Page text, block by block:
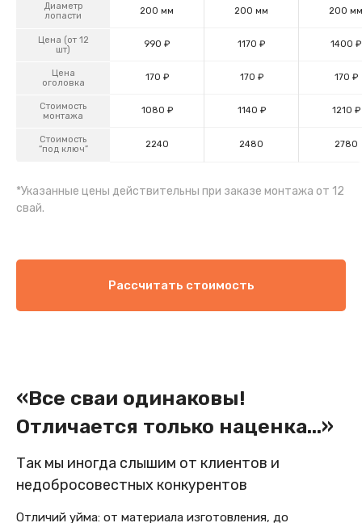
Диаметр
лопасти
Цена (от 12
шт)
Цена
оголовка
Стоимость
монтажа
Стоимость
“под ключ”
200 мм
990 ₽
170 ₽
1080 ₽
2240
200 мм
1170 ₽
170 ₽
1140 ₽
2480
200 мм
1400 ₽
170 ₽
1210 ₽
2780
*Указанные цены действительны при заказе монтажа от 12
свай.
Рассчитать стоимость
«Все сваи одинаковы!
Отличается только наценка...»
Так мы иногда слышим от клиентов и
недобросовестных конкурентов
Отличий уйма: от материала изготовления, до